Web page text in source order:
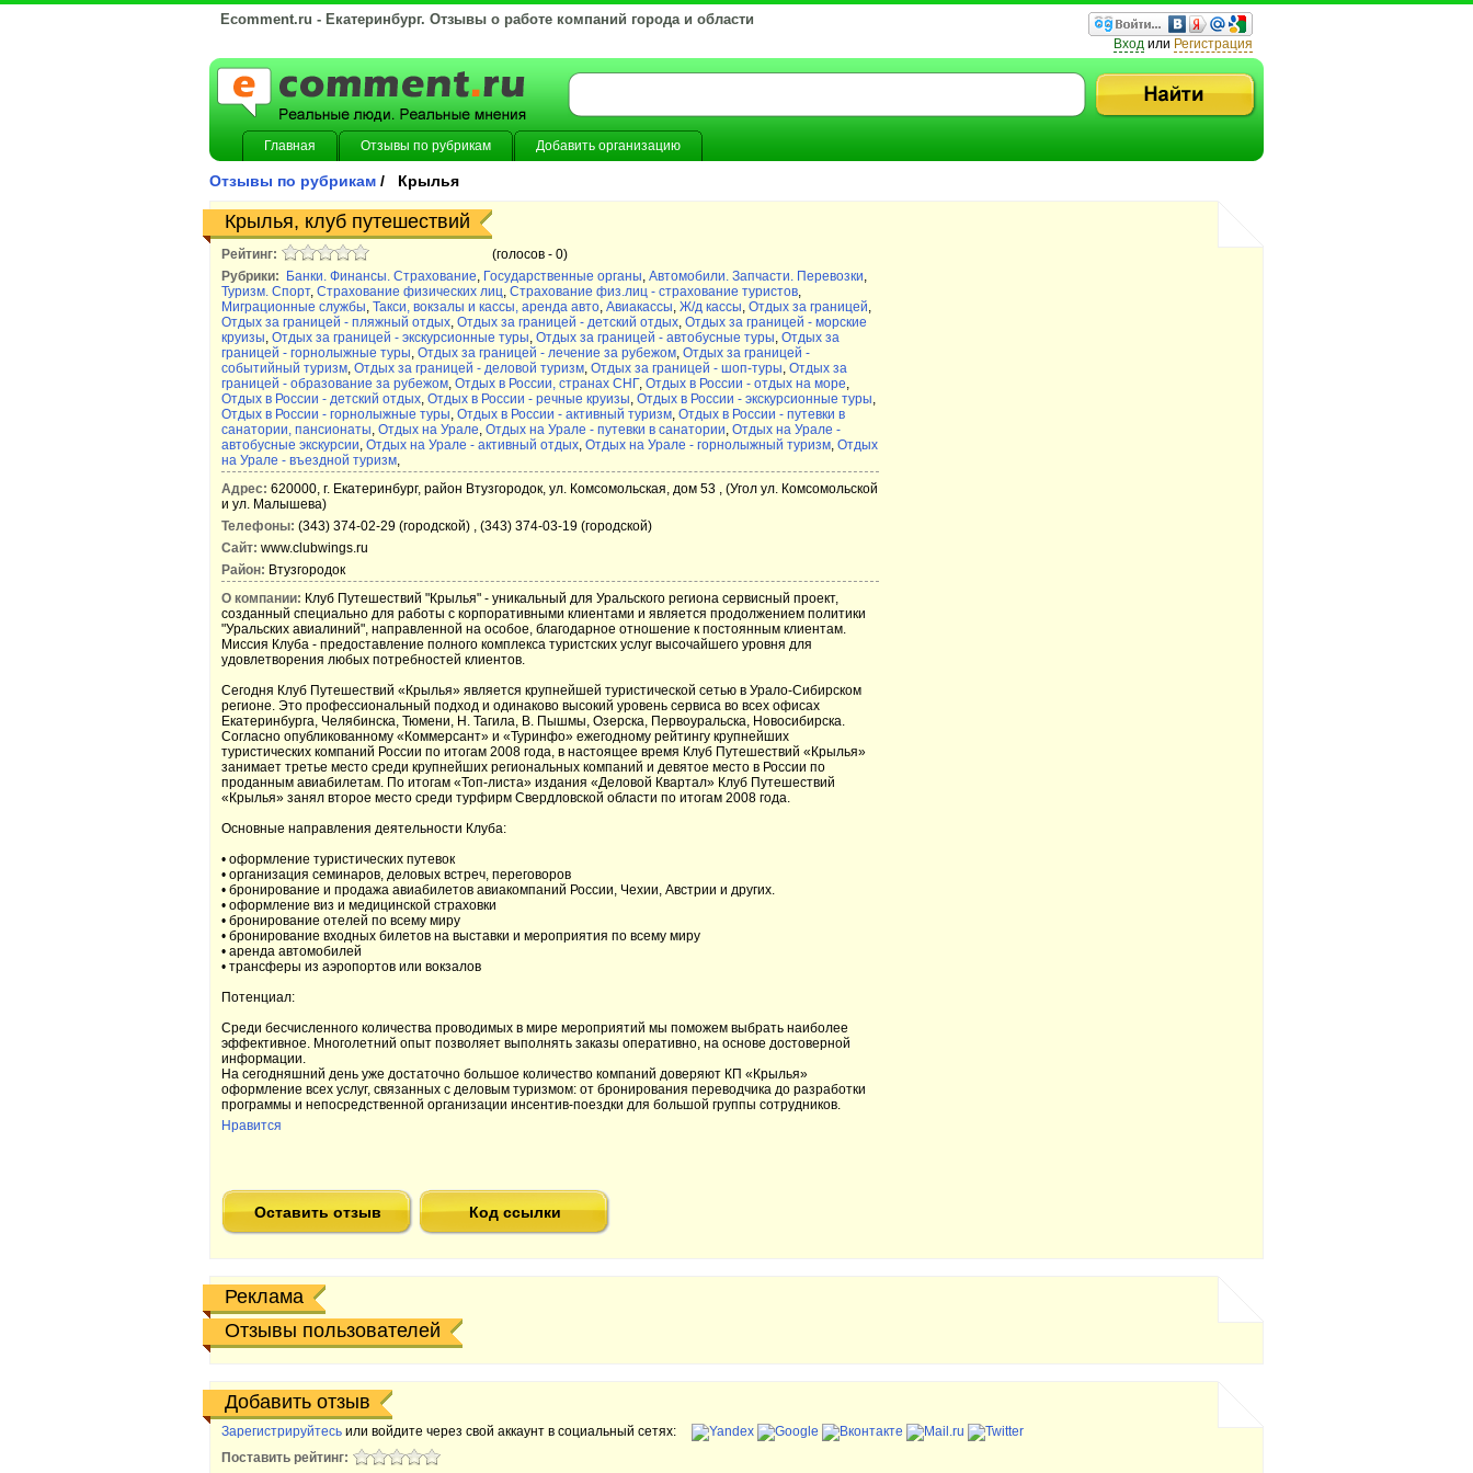
Ecomment.ru - Екатеринбург. Отзывы о работе компаний города и области
Вход или Регистрация
Главная Отзывы по рубрикам Добавить организацию
Отзывы по рубрикам / Крылья
Крылья, клуб путешествий
Рейтинг: (голосов - 0)
Рубрики:
Банки. Финансы. Страхование, Государственные органы, Автомобили. Запчасти. Перевозки,
Туризм. Спорт, Страхование физических лиц, Страхование физ.лиц - страхование туристов,
Миграционные службы, Такси, вокзалы и кассы, аренда авто, Авиакассы, Ж/д кассы, Отдых за границей,
Отдых за границей - пляжный отдых, Отдых за границей - детский отдых, Отдых за границей - морские
круизы, Отдых за границей - экскурсионные туры, Отдых за границей - автобусные туры, Отдых за
границей - горнолыжные туры, Отдых за границей - лечение за рубежом, Отдых за границей -
событийный туризм, Отдых за границей - деловой туризм, Отдых за границей - шоп-туры, Отдых за
границей - образование за рубежом, Отдых в России, странах СНГ, Отдых в России - отдых на море,
Отдых в России - детский отдых, Отдых в России - речные круизы, Отдых в России - экскурсионные туры,
Отдых в России - горнолыжные туры, Отдых в России - активный туризм, Отдых в России - путевки в
санатории, пансионаты, Отдых на Урале, Отдых на Урале - путевки в санатории, Отдых на Урале -
автобусные экскурсии, Отдых на Урале - активный отдых, Отдых на Урале - горнолыжный туризм, Отдых
на Урале - въездной туризм,
Адрес: 620000, г. Екатеринбург, район Втузгородок, ул. Комсомольская, дом 53 , (Угол ул. Комсомольской
и ул. Малышева)
Телефоны: (343) 374-02-29 (городской) , (343) 374-03-19 (городской)
Сайт: www.clubwings.ru
Район: Втузгородок
О компании: Клуб Путешествий "Крылья" - уникальный для Уральского региона сервисный проект,
созданный специально для работы с корпоративными клиентами и является продолжением политики
"Уральских авиалиний", направленной на особое, благодарное отношение к постоянным клиентам.
Миссия Клуба - предоставление полного комплекса туристских услуг высочайшего уровня для
удовлетворения любых потребностей клиентов.
Сегодня Клуб Путешествий «Крылья» является крупнейшей туристической сетью в Урало-Сибирском
регионе. Это профессиональный подход и одинаково высокий уровень сервиса во всех офисах
Екатеринбурга, Челябинска, Тюмени, Н. Тагила, В. Пышмы, Озерска, Первоуральска, Новосибирска.
Согласно опубликованному «Коммерсант» и «Туринфо» ежегодному рейтингу крупнейших
туристических компаний России по итогам 2008 года, в настоящее время Клуб Путешествий «Крылья»
занимает третье место среди крупнейших региональных компаний и девятое место в России по
проданным авиабилетам. По итогам «Топ-листа» издания «Деловой Квартал» Клуб Путешествий
«Крылья» занял второе место среди турфирм Свердловской области по итогам 2008 года.
Основные направления деятельности Клуба:
• оформление туристических путевок
• организация семинаров, деловых встреч, переговоров
• бронирование и продажа авиабилетов авиакомпаний России, Чехии, Австрии и других.
• оформление виз и медицинской страховки
• бронирование отелей по всему миру
• бронирование входных билетов на выставки и мероприятия по всему миру
• аренда автомобилей
• трансферы из аэропортов или вокзалов
Потенциал:
Среди бесчисленного количества проводимых в мире мероприятий мы поможем выбрать наиболее
эффективное. Многолетний опыт позволяет выполнять заказы оперативно, на основе достоверной
информации.
На сегодняшний день уже достаточно большое количество компаний доверяют КП «Крылья»
оформление всех услуг, связанных с деловым туризмом: от бронирования переводчика до разработки
программы и непосредственной организации инсентив-поездки для большой группы сотрудников.
Нравится
Оставить отзыв Код ссылки
Реклама
Отзывы пользователей
Добавить отзыв
Зарегистрируйтесь или войдите через свой аккаунт в социальный сетях:
Поставить рейтинг: